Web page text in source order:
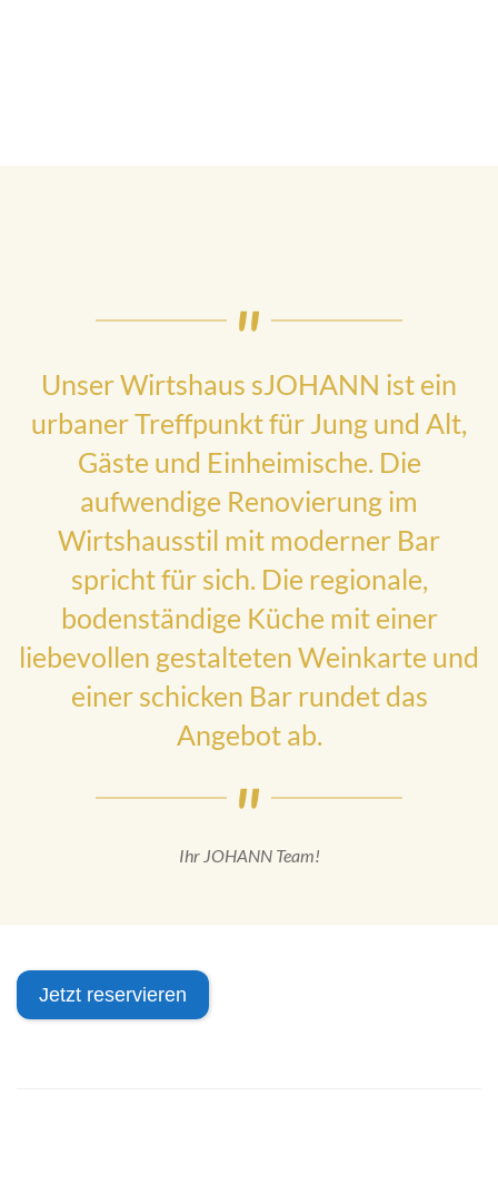
Unser Wirtshaus sJOHANN ist ein
urbaner Treffpunkt für Jung und Alt,
Gäste und Einheimische. Die
aufwendige Renovierung im
Wirtshausstil mit moderner Bar
spricht für sich. Die regionale,
bodenständige Küche mit einer
liebevollen gestalteten Weinkarte und
einer schicken Bar rundet das
Angebot ab.
Ihr JOHANN Team!
Jetzt reservieren